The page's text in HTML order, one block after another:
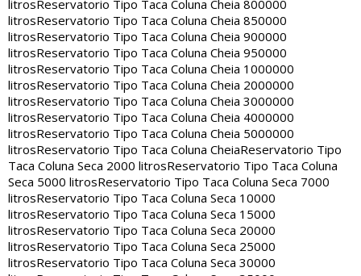
litrosReservatorio Tipo Taca Coluna Cheia 800000
litrosReservatorio Tipo Taca Coluna Cheia 850000
litrosReservatorio Tipo Taca Coluna Cheia 900000
litrosReservatorio Tipo Taca Coluna Cheia 950000
litrosReservatorio Tipo Taca Coluna Cheia 1000000
litrosReservatorio Tipo Taca Coluna Cheia 2000000
litrosReservatorio Tipo Taca Coluna Cheia 3000000
litrosReservatorio Tipo Taca Coluna Cheia 4000000
litrosReservatorio Tipo Taca Coluna Cheia 5000000
litrosReservatorio Tipo Taca Coluna CheiaReservatorio Tipo
Taca Coluna Seca 2000 litrosReservatorio Tipo Taca Coluna
Seca 5000 litrosReservatorio Tipo Taca Coluna Seca 7000
litrosReservatorio Tipo Taca Coluna Seca 10000
litrosReservatorio Tipo Taca Coluna Seca 15000
litrosReservatorio Tipo Taca Coluna Seca 20000
litrosReservatorio Tipo Taca Coluna Seca 25000
litrosReservatorio Tipo Taca Coluna Seca 30000